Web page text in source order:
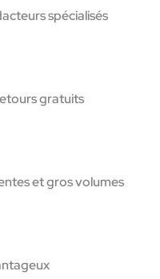
spécialisés
gratuits
et gros volumes